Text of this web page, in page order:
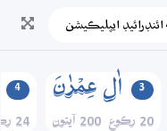
ائنڊرائيڊ ايپليڪيشن
3 اٰلِ عِمۡرٰنَ
20 رڪوع 200 آيتون
4
24 رڪوع